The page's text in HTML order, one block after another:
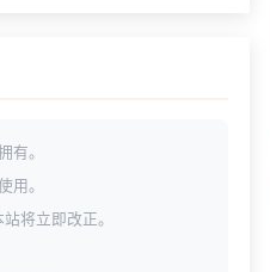
有。
用。
将立即改正。